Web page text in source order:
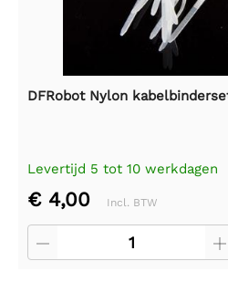
DFRobot Nylon
Levertijd 5 tot 10 werkdagen
€ 4,00 Incl. BTW